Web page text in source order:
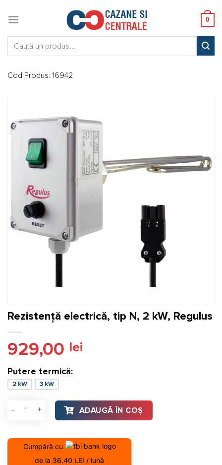
0
Cod Produs: 16942
Rezistență electrică, tip N, 2 kW, Regulus
929,00 lei
Putere termică:
2 kW 3 kW
Cantitate Rezistență electrică, tip N, 2 kW, Regulus
ADAUGĂ ÎN COȘ
Cumpără cu
de la 36.40 LEI / lună